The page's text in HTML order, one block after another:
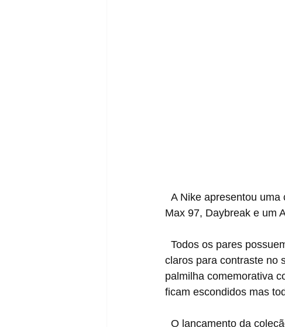
Max 97, Daybreak e um
claros para contraste no
palmilha comemorativa
ficam escondidos mas